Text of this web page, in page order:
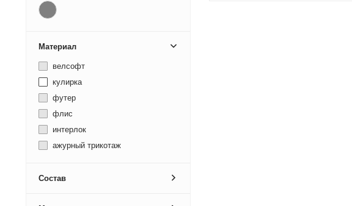
Материал
велсофт
кулирка
футер
флис
интерлок
ажурный трикотаж
Состав